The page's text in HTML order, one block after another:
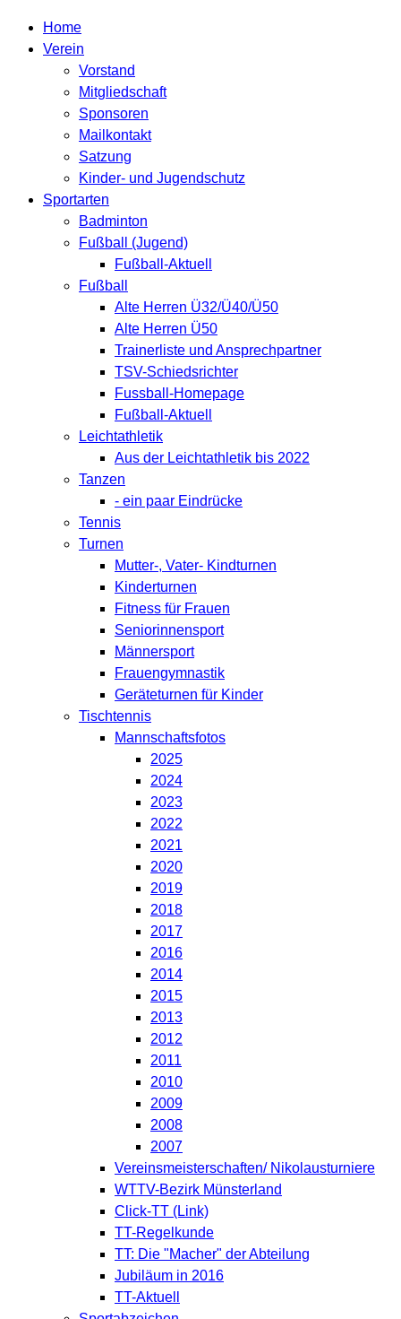
Home
Verein
Vorstand
Mitgliedschaft
Sponsoren
Mailkontakt
Satzung
Kinder- und Jugendschutz
Sportarten
Badminton
Fußball (Jugend)
Fußball-Aktuell
Fußball
Alte Herren Ü32/Ü40/Ü50
Alte Herren Ü50
Trainerliste und Ansprechpartner
TSV-Schiedsrichter
Fussball-Homepage
Fußball-Aktuell
Leichtathletik
Aus der Leichtathletik bis 2022
Tanzen
- ein paar Eindrücke
Tennis
Turnen
Mutter-, Vater- Kindturnen
Kinderturnen
Fitness für Frauen
Seniorinnensport
Männersport
Frauengymnastik
Geräteturnen für Kinder
Tischtennis
Mannschaftsfotos
2025
2024
2023
2022
2021
2020
2019
2018
2017
2016
2014
2015
2013
2012
2011
2010
2009
2008
2007
Vereinsmeisterschaften/ Nikolausturniere
WTTV-Bezirk Münsterland
Click-TT (Link)
TT-Regelkunde
TT: Die "Macher" der Abteilung
Jubiläum in 2016
TT-Aktuell